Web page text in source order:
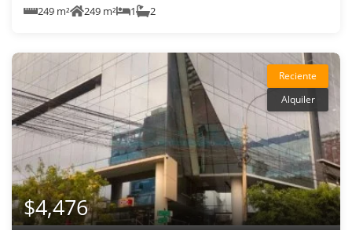
249 m² 249 m² 1 2
Reciente
Alquiler
$4,476